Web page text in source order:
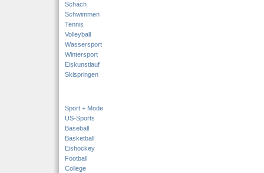
Schach
Schwimmen
Tennis
Volleyball
Wassersport
Wintersport
Eiskunstlauf
Skispringen
Sport + Mode
US-Sports
Baseball
Basketball
Eishockey
Football
College